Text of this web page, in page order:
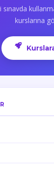
sınavda
kurslarına